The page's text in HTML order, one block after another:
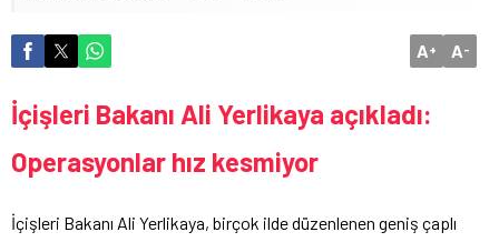
A+ A-
İçişleri Bakanı Ali Yerlikaya açıkladı:
Operasyonlar hız kesmiyor
İçişleri Bakanı Ali Yerlikaya, birçok ilde düzenlenen geniş çaplı